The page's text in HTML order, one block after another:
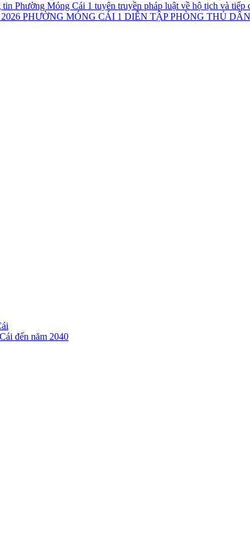
Phường Móng Cái 1 tuyên truyền pháp luật về hộ tịch và tiếp
PHƯỜNG MÓNG CÁI 1 DIỄN TẬP PHÒNG THỦ